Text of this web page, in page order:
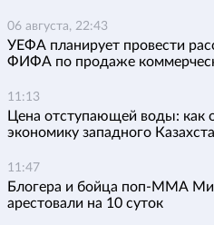
06 августа, 22:43
УЕФА планирует провести
ФИФА по продаже
11:13
Цена отступающей воды: как
экономику западного
11:47
Блогера и бойца поп-ММА
арестовали на 10 суток